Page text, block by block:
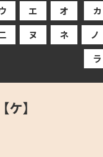
エ オ カ
ヌ ネ ノ
ラ
】